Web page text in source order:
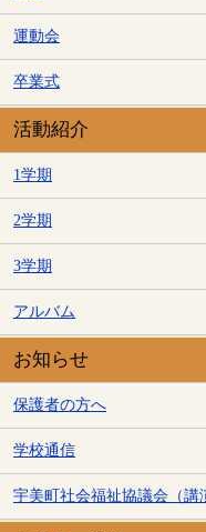
運動会
卒業式
活動紹介
1学期
2学期
3学期
アルバム
お知らせ
保護者の方へ
学校通信
宇美町社会福祉協議会（講